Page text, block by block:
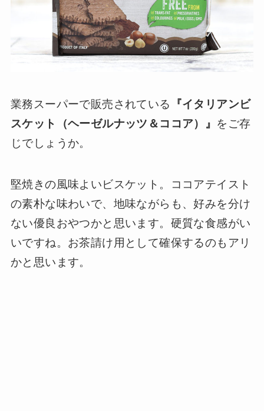
業務スーパーで販売されている
『イタリアンビ
スケット（ヘーゼルナッツ＆ココア）』 をご存
じでしょうか。
堅焼きの風味よいビスケット。ココアテイスト
の素朴な味わいで、地味ながらも、好みを分け
ない優良おやつかと思います。硬質な食感がい
いですね。お茶請け用として確保するのもアリ
かと思います。